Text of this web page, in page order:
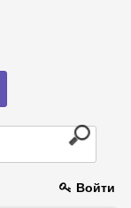
Войти